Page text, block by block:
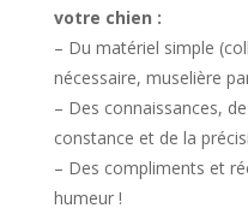
votre chien :
– Du matériel simple
nécessaire, muselière
– Des connaissances,
constance et de la
– Des compliments et
humeur !